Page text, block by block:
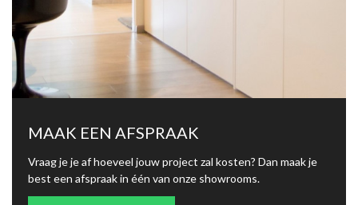
MAAK EEN AFSPRAAK
Vraag je je af hoeveel jouw project zal kosten? Dan maak je
best een afspraak in één van onze showrooms.